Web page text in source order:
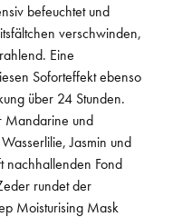
befeuchtet und
verschwinden,
Eine
Soforteffekt ebenso
über 24 Stunden.
Mandarine und
Jasmin und
nachhallenden Fond
rundet der
Moisturising Mask